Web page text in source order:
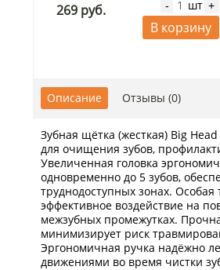
269 руб. - шт +
В корзину
Описание Отзывы (0)
Зубная щётка (жесткая) Big
для очищения зубов,
Увеличенная головка
одновременно до 5 зубов,
труднодоступных зонах.
эффективное воздействие на
межзубных промежутках.
минимизирует риск
Эргономичная ручка надёжно
движениями во время чистки